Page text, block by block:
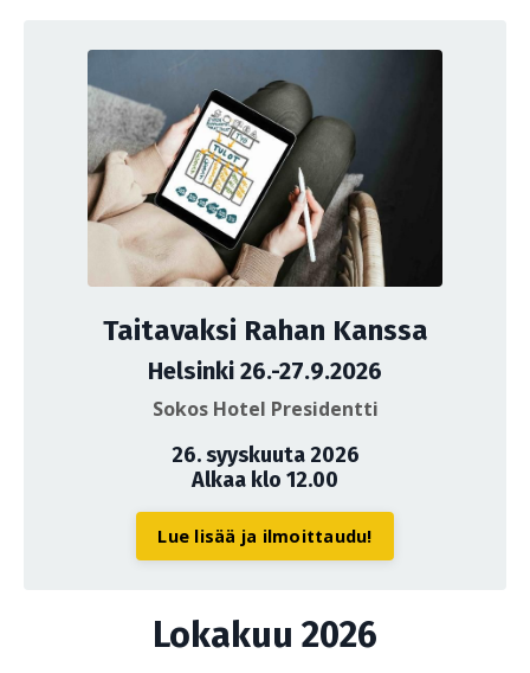
Taitavaksi Rahan Kanssa
Helsinki 26.-27.9.2026
Sokos Hotel Presidentti
26. syyskuuta 2026
Alkaa klo 12.00
Lue lisää ja ilmoittaudu!
Lokakuu 2026